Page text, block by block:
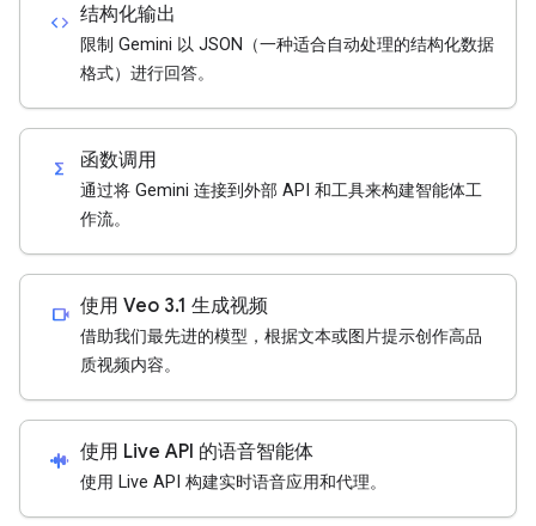
code 结构化输出
限制 Gemini 以 JSON（一种适合自动处理的结构化数据
格式）进行回答。
functions 函数调用
通过将 Gemini 连接到外部 API 和工具来构建智能体工
作流。
videocam 使用 Veo 3.1 生成视频
借助我们最先进的模型，根据文本或图片提示创作高品
质视频内容。
android_recorder 使用 Live API 的语音智能体
使用 Live API 构建实时语音应用和代理。